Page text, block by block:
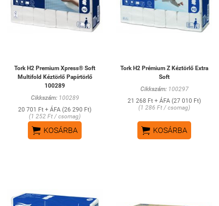
Tork H2 Premium Xpress® Soft
Multifold Kéztörlő Papírtörlő
100289
Cikkszám:100289
20 701 Ft + ÁFA (26 290 Ft)
(1 252 Ft / csomag)
 KOSÁRBA
Tork H2 Prémium Z Kéztörlő Extra
Soft
Cikkszám:100297
21 268 Ft + ÁFA (27 010 Ft)
(1 286 Ft / csomag)
 KOSÁRBA